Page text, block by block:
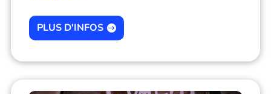
PLUS D'INFOS